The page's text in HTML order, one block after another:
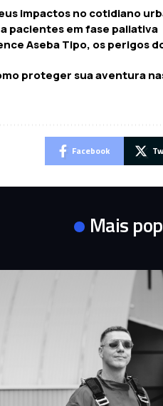
impactos no cotidiano
pacientes em fase paliativa
Aseba Tipo, os perigos
proteger sua aventura
Facebook
Mais